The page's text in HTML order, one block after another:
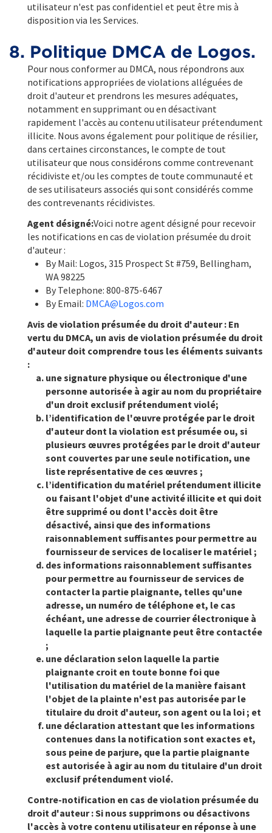
utilisateur n'est pas confidentiel et peut être mis à
disposition via les Services.
8. Politique DMCA de Logos.
Pour nous conformer au DMCA, nous répondrons aux
notifications appropriées de violations alléguées de
droit d'auteur et prendrons les mesures adéquates,
notamment en supprimant ou en désactivant
rapidement l'accès au contenu utilisateur prétendument
illicite. Nous avons également pour politique de résilier,
dans certaines circonstances, le compte de tout
utilisateur que nous considérons comme contrevenant
récidiviste et/ou les comptes de toute communauté et
de ses utilisateurs associés qui sont considérés comme
des contrevenants récidivistes.
Agent désigné:Voici notre agent désigné pour recevoir
les notifications en cas de violation présumée du droit
d'auteur :
By Mail: Logos, 315 Prospect St #759, Bellingham,
WA 98225
By Telephone: 800-875-6467
By Email: DMCA@Logos.com
Avis de violation présumée du droit d'auteur : En
vertu du DMCA, un avis de violation présumée du droit
d'auteur doit comprendre tous les éléments suivants
:
une signature physique ou électronique d'une
personne autorisée à agir au nom du propriétaire
d'un droit exclusif prétendument violé;
l’identification de l'œuvre protégée par le droit
d'auteur dont la violation est présumée ou, si
plusieurs œuvres protégées par le droit d'auteur
sont couvertes par une seule notification, une
liste représentative de ces œuvres ;
l’identification du matériel prétendument illicite
ou faisant l'objet d'une activité illicite et qui doit
être supprimé ou dont l'accès doit être
désactivé, ainsi que des informations
raisonnablement suffisantes pour permettre au
fournisseur de services de localiser le matériel ;
des informations raisonnablement suffisantes
pour permettre au fournisseur de services de
contacter la partie plaignante, telles qu'une
adresse, un numéro de téléphone et, le cas
échéant, une adresse de courrier électronique à
laquelle la partie plaignante peut être contactée
;
une déclaration selon laquelle la partie
plaignante croit en toute bonne foi que
l'utilisation du matériel de la manière faisant
l'objet de la plainte n'est pas autorisée par le
titulaire du droit d'auteur, son agent ou la loi ; et
une déclaration attestant que les informations
contenues dans la notification sont exactes et,
sous peine de parjure, que la partie plaignante
est autorisée à agir au nom du titulaire d'un droit
exclusif prétendument violé.
Contre-notification en cas de violation présumée du
droit d'auteur :Si nous supprimons ou désactivons
l'accès à votre contenu utilisateur en réponse à une